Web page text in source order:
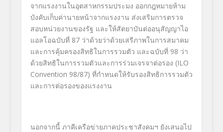
จากแรงงานในอุตสาหกรรมประมง ออกกฎหมายห้าม
บังคับเก็บค่านายหน้าจากแรงงาน ส่งเสริมการตรวจ
สอบหน่วยงานของรัฐ และให้สัตยาบันต่ออนุสัญญาไอ
แอลโอฉบับที่ 87 ว่าด้วยว่าด้วยเสรีภาพในการสมาคม
และการคุ้มครองสิทธิในการรวมตัว และฉบับที่ 98 ว่า
ด้วยสิทธิในการรวมตัวและการร่วมเจรจาต่อรอง (ILO
Convention 98/87) ที่กำหนดให้รับรองสิทธิการรวมตัว
และการต่อรองของแรงงาน
นอกจากนี้ ภาคีเครือข่ายภาคประชาสังคมฯ ยังเสนอไป